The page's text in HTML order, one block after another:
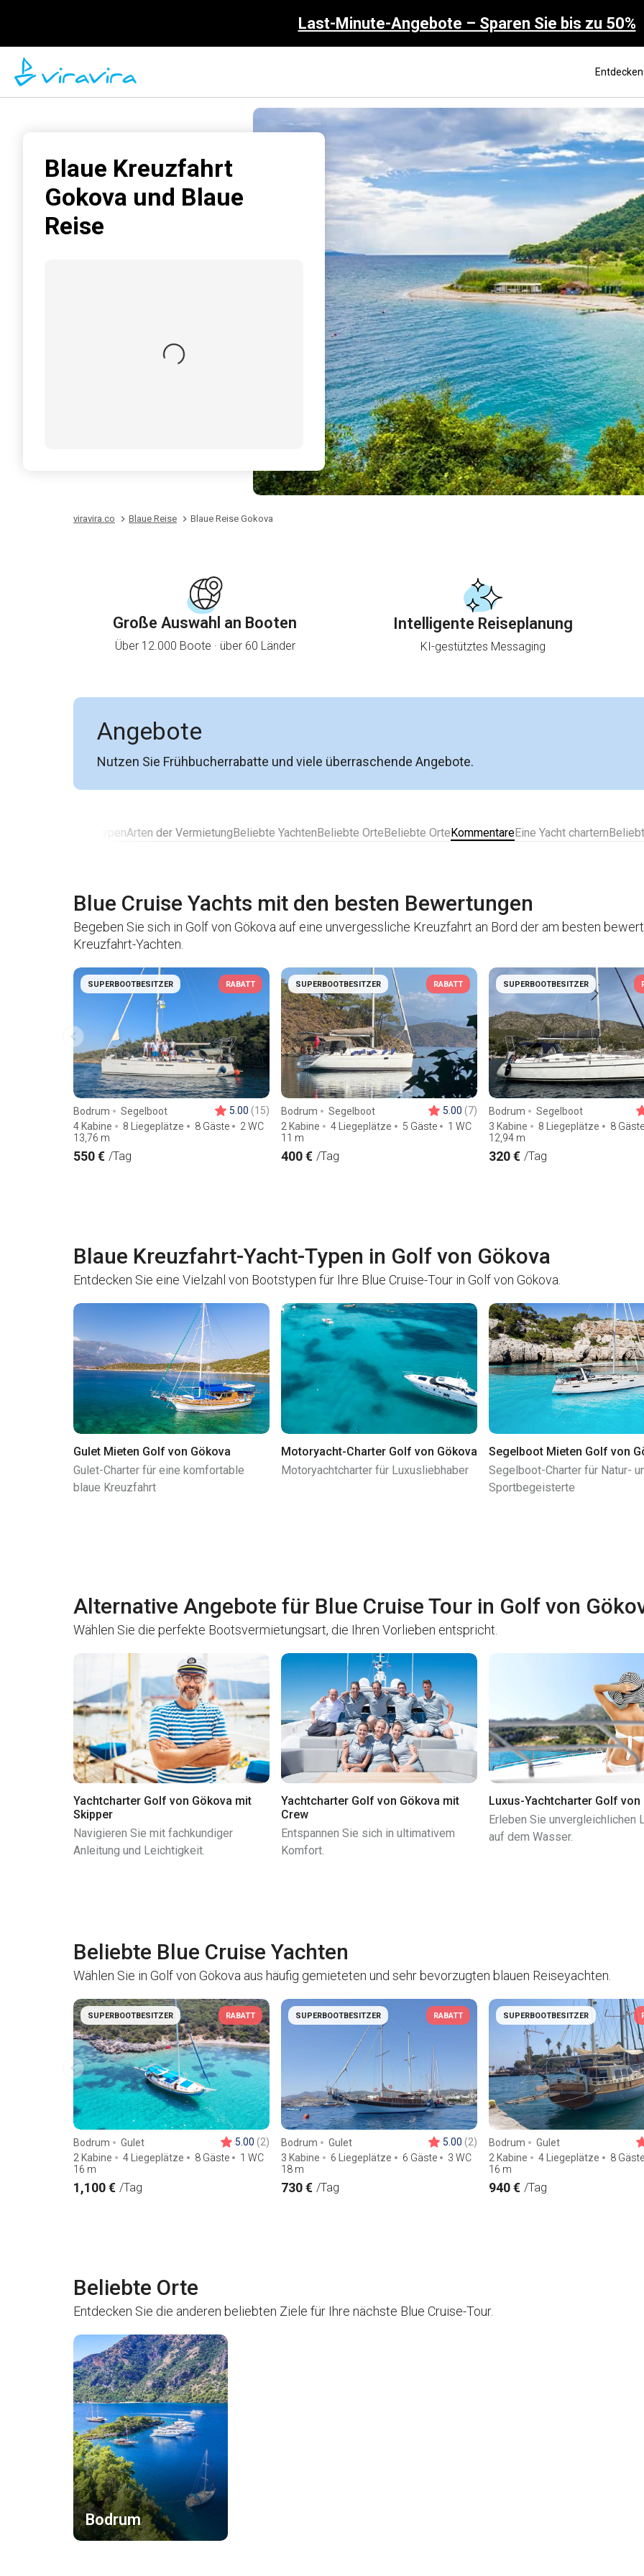
Last-Minute-Angebote – Sparen Sie bis zu 50%
Entdecken
Blaue Kreuzfahrt
Gokova und Blaue
Reise
viravira.co Blaue Reise Blaue Reise Gokova
Große Auswahl an Booten
Über 12.000 Boote · über 60 Länder
Intelligente Reiseplanung
KI-gestütztes Messaging
Angebote
Nutzen Sie Frühbucherrabatte und viele überraschende Angebote.
BootstypenArten der VermietungBeliebte YachtenBeliebte OrteBeliebte OrteKommentareEine Yacht chartern
Blue Cruise Yachts mit den besten Bewertungen
Begeben Sie sich in Golf von Gökova auf eine unvergessliche Kreuzfahrt an Bord der am besten
Kreuzfahrt-Yachten.
SUPERBOOTBESITZER RABATT
Bodrum
Segelboot
4 Kabine
8 Liegeplätze 8 Gäste
2 WC
13,76 m
550 € /Tag
5.00 (15)
SUPERBOOTBESITZER RABATT
Bodrum
Segelboot
2 Kabine
4 Liegeplätze 5 Gäste
1 WC
11 m
400 € /Tag
5.00 (7)
SUPERBOOTBESITZER
Bodrum
Segelboot
3 Kabine
8 Liegeplätze 8 Gäste
12,94 m
320 € /Tag
Blaue Kreuzfahrt-Yacht-Typen in Golf von Gökova
Entdecken Sie eine Vielzahl von Bootstypen für Ihre Blue Cruise-Tour in Golf von Gökova.
Gulet Mieten Golf von Gökova
Gulet-Charter für eine komfortable
blaue Kreuzfahrt
Motoryacht-Charter Golf von Gökova
Motoryachtcharter für Luxusliebhaber
Segelboot Mieten Golf von
Segelboot-Charter für Natur-
Sportbegeisterte
Alternative Angebote für Blue Cruise Tour in Golf von
Wählen Sie die perfekte Bootsvermietungsart, die Ihren Vorlieben entspricht.
Yachtcharter Golf von Gökova mit
Skipper
Navigieren Sie mit fachkundiger
Anleitung und Leichtigkeit.
Yachtcharter Golf von Gökova mit
Crew
Entspannen Sie sich in ultimativem
Komfort.
Luxus-Yachtcharter Golf von
Erleben Sie unvergleichlichen
auf dem Wasser.
Beliebte Blue Cruise Yachten
Wählen Sie in Golf von Gökova aus häufig gemieteten und sehr bevorzugten blauen Reiseyachten.
SUPERBOOTBESITZER RABATT
Bodrum
Gulet
2 Kabine
4 Liegeplätze 8 Gäste
1 WC
16 m
1,100 € /Tag
5.00 (2)
SUPERBOOTBESITZER RABATT
Bodrum
Gulet
3 Kabine
6 Liegeplätze 6 Gäste
3 WC
18 m
730 € /Tag
5.00 (2)
SUPERBOOTBESITZER
Bodrum
Gulet
2 Kabine
4 Liegeplätze 8 Gäste
16 m
940 € /Tag
Beliebte Orte
Entdecken Sie die anderen beliebten Ziele für Ihre nächste Blue Cruise-Tour.
Bodrum